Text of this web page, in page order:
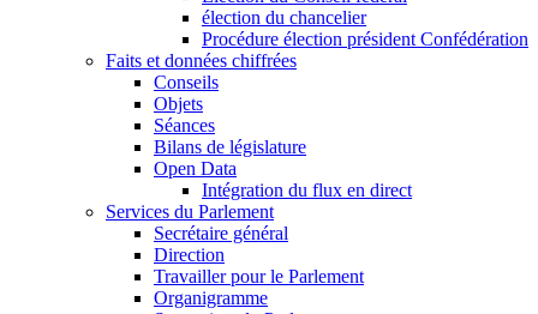
élection du chancelier
Procédure élection président Confédération
Faits et données chiffrées
Conseils
Objets
Séances
Bilans de législature
Open Data
Intégration du flux en direct
Services du Parlement
Secrétaire général
Direction
Travailler pour le Parlement
Organigramme